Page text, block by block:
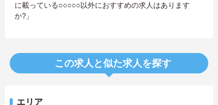
に載っている○○○○○以外におすすめの求人はあります
か?」
この求人と似た求人を探す
エリア